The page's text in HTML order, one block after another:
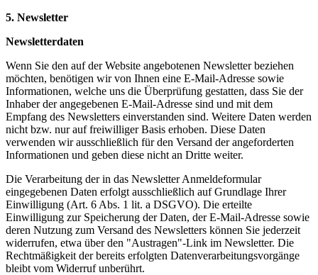
5. Newsletter
Newsletterdaten
Wenn Sie den auf der Website angebotenen Newsletter beziehen
möchten, benötigen wir von Ihnen eine E-Mail-Adresse sowie
Informationen, welche uns die Überprüfung gestatten, dass Sie der
Inhaber der angegebenen E-Mail-Adresse sind und mit dem
Empfang des Newsletters einverstanden sind. Weitere Daten werden
nicht bzw. nur auf freiwilliger Basis erhoben. Diese Daten
verwenden wir ausschließlich für den Versand der angeforderten
Informationen und geben diese nicht an Dritte weiter.
Die Verarbeitung der in das Newsletter Anmeldeformular
eingegebenen Daten erfolgt ausschließlich auf Grundlage Ihrer
Einwilligung (Art. 6 Abs. 1 lit. a DSGVO). Die erteilte
Einwilligung zur Speicherung der Daten, der E-Mail-Adresse sowie
deren Nutzung zum Versand des Newsletters können Sie jederzeit
widerrufen, etwa über den "Austragen"-Link im Newsletter. Die
Rechtmäßigkeit der bereits erfolgten Datenverarbeitungsvorgänge
bleibt vom Widerruf unberührt.